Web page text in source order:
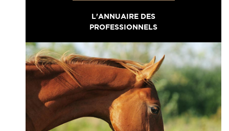
L'ANNUAIRE DES
PROFESSIONNELS